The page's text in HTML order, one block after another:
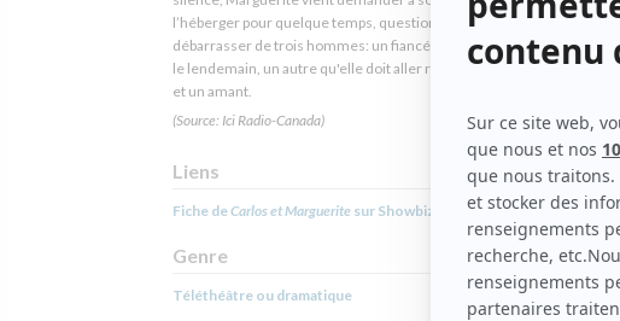
l’héberger pour quelque temps, question de se
débarrasser de trois hommes: un fiancé qu’elle doit épouser
le lendemain, un autre qu'elle doit aller rejoindre aux An­tilles
et un amant.
(Source: Ici Radio-Canada)
Liens
Fiche deCarlos et Marguerite sur Showbizz.net
Genre
Téléthéâtre ou dramatique